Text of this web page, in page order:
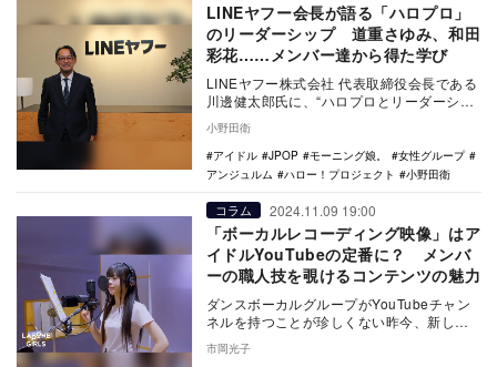
LINEヤフー会長が語る「ハロプロ」
のリーダーシップ 道重さゆみ、和田
彩花……メンバー達から得た学び
LINEヤフー株式会社 代表取締役会長である
川邊健太郎氏に、“ハロプロとリーダーシッ
出会…
小野田衛
アイドル
JPOP モーニング娘。
女性グループ
アンジュルム
ハロー！プロジェクト 小野田衛
コラム 2024.11.09 19:00
「ボーカルレコーディング映像」はア
イドルYouTubeの定番に？ メンバ
ーの職人技を覗けるコンテンツの魅力
ダンスボーカルグループがYouTubeチャン
ネルを持つことが珍しくない昨今、新しい
定番となるコンテンツが「ボーカルレコー
ディング…
市岡光子